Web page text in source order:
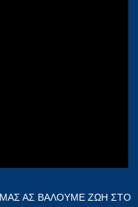
ΑΣ ΒΑΛΟΥΜΕ ΖΩΗ ΣΤΟ